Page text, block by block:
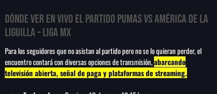
Dónde ver EN VIVO el partido Pumas vs América de la
Liguilla – Liga MX
Para los seguidores que no asistan al partido pero no se lo quieran perder, el
encuentro contará con diversas opciones de transmisión,abarcando
televisión abierta, señal de paga y plataformas de streaming.